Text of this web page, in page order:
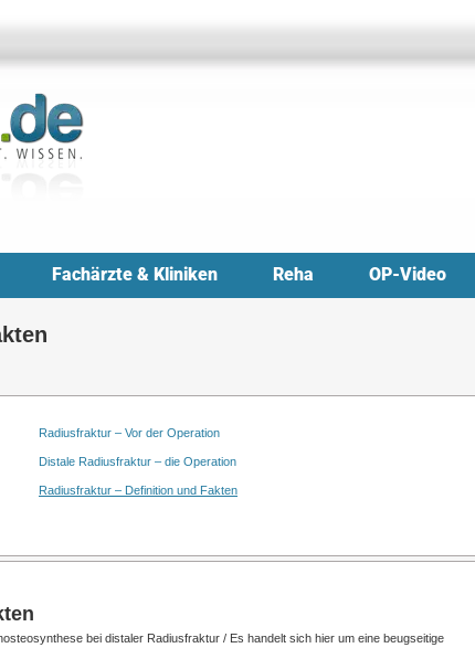
Fachärzte & Kliniken Reha OP-Video
Radiusfraktur – Vor der Operation
Distale Radiusfraktur – die Operation
Radiusfraktur – Definition und Fakten
bei distaler Radiusfraktur / Es handelt sich hier um eine beugseitige